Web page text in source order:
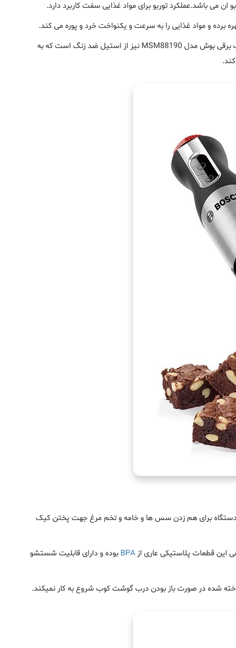
برده و مواد غذایی را به سرعت و یکنواخت خرد و پوره می کند.
برقی بوش مدل MSM88190 نیز از استیل ضد زنگ است که به
دستگاه برای هم زدن سس ها و خامه و تخم مرغ جهت پختن کیک
این قطعات پلاستیکی عاری از BPA بوده و دارای قابلیت شستشو